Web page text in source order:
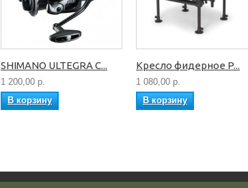
SHIMANO ULTEGRA C...
1 200,00 р.
В корзину
Кресло фидерное P...
1 080,00 р.
В корзину